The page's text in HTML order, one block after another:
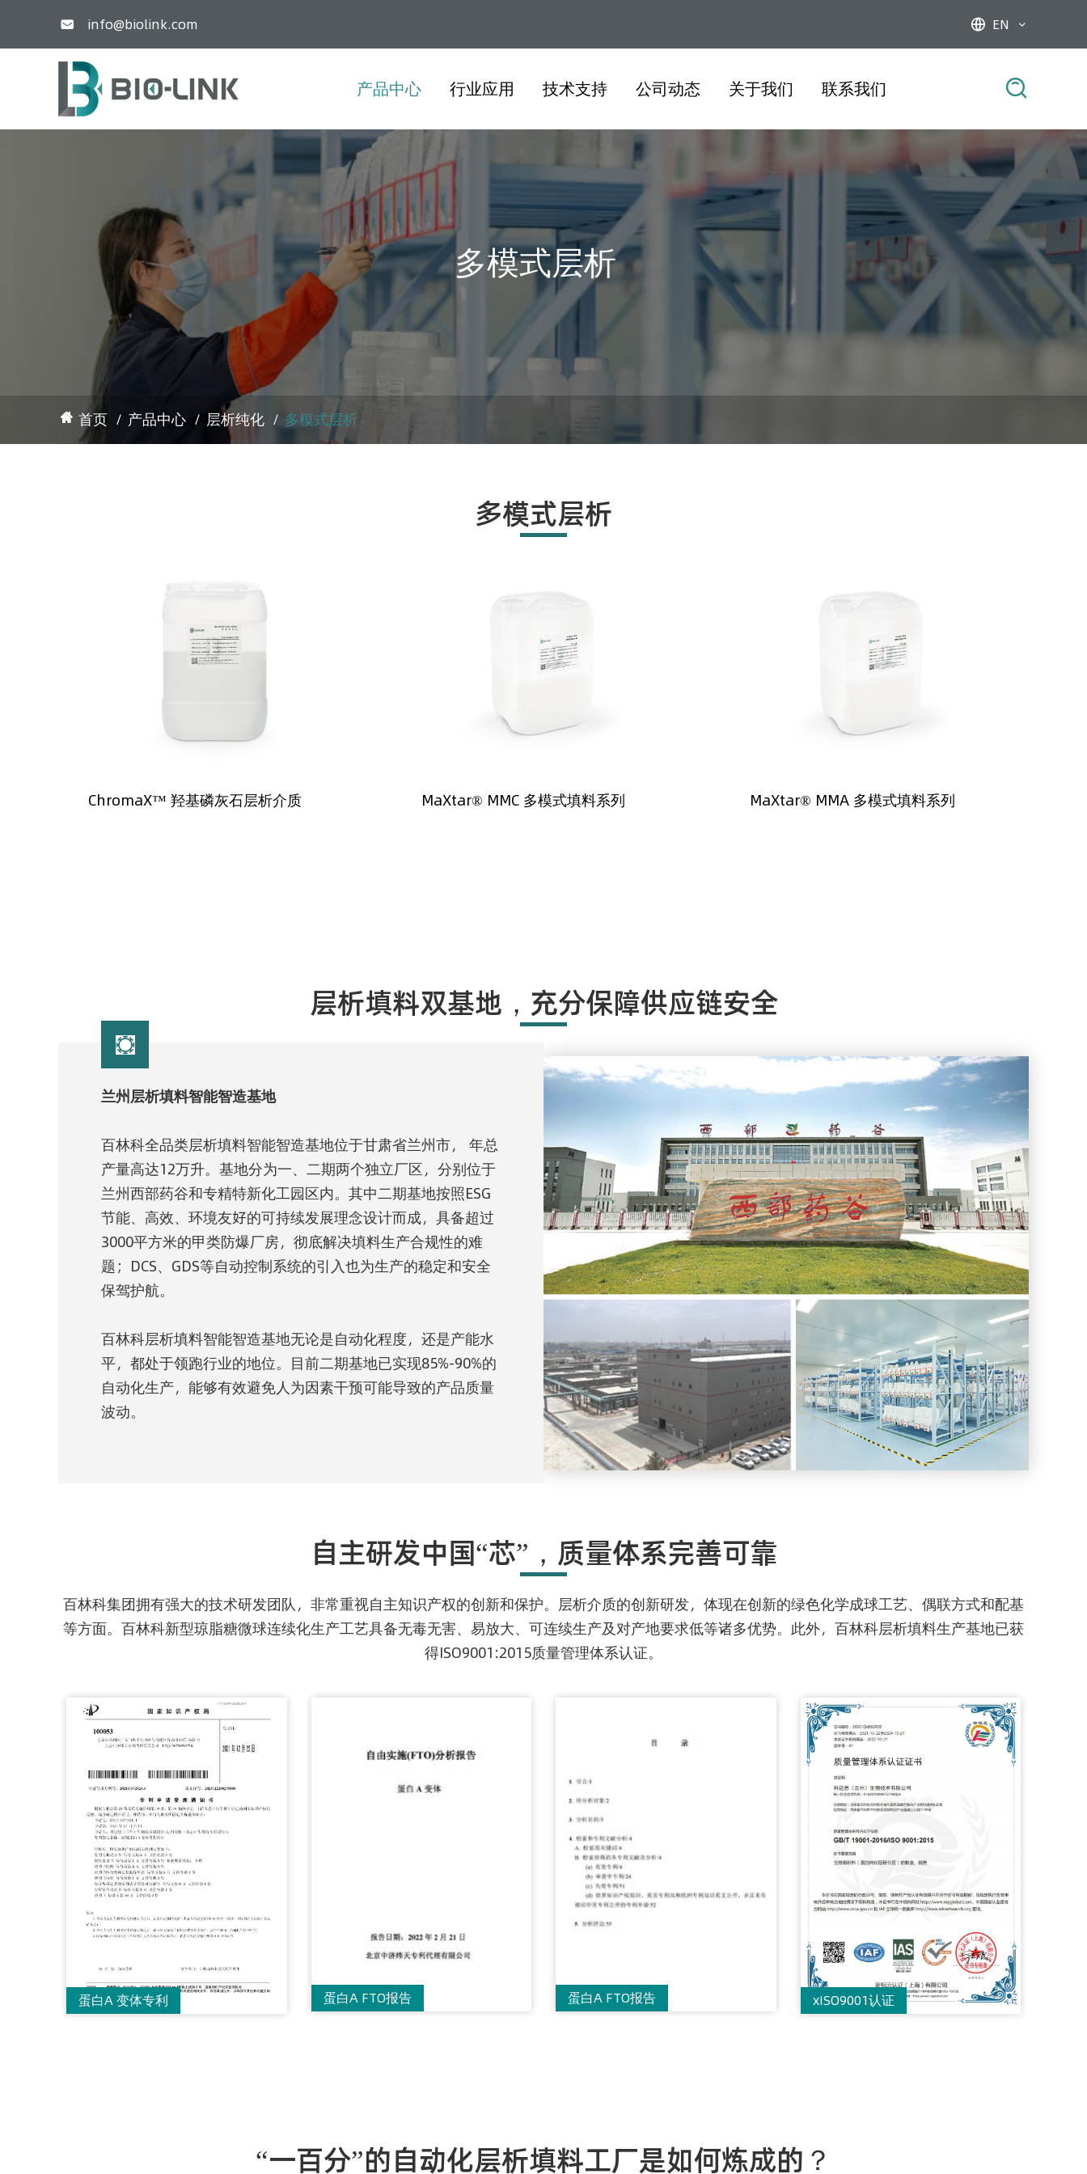
 info@biolink.com  EN 
产品中心 行业应用 技术支持 公司动态 关于我们 联系我们 
首页 产品中心 层析纯化 多模式层析
多模式层析
多模式层析
ChromaX™ 羟基磷灰石层析介质 MaXtar® MMC 多模式填料系列 MaXtar® MMA 多模式填料系列
层析填料双基地，充分保障供应链安全

兰州层析填料智能智造基地
百林科全品类层析填料智能智造基地位于甘肃省兰州市， 年总
产量高达12万升。基地分为一、二期两个独立厂区，分别位于
兰州西部药谷和专精特新化工园区内。其中二期基地按照ESG
节能、高效、环境友好的可持续发展理念设计而成，具备超过
3000平方米的甲类防爆厂房，彻底解决填料生产合规性的难
题；DCS、GDS等自动控制系统的引入也为生产的稳定和安全
保驾护航。
百林科层析填料智能智造基地无论是自动化程度，还是产能水
平，都处于领跑行业的地位。目前二期基地已实现85%-90%的
自动化生产，能够有效避免人为因素干预可能导致的产品质量
波动。
自主研发中国“芯”，质量体系完善可靠
百林科集团拥有强大的技术研发团队，非常重视自主知识产权的创新和保护。层析介质的创新研发，体现在创新的绿色化学成球工艺、偶联方式和配基
等方面。百林科新型琼脂糖微球连续化生产工艺具备无毒无害、易放大、可连续生产及对产地要求低等诸多优势。此外，百林科层析填料生产基地已获
得ISO9001:2015质量管理体系认证。
蛋白A 变体专利 蛋白A FTO报告 蛋白A FTO报告 xISO9001认证
“一百分”的自动化层析填料工厂是如何炼成的？